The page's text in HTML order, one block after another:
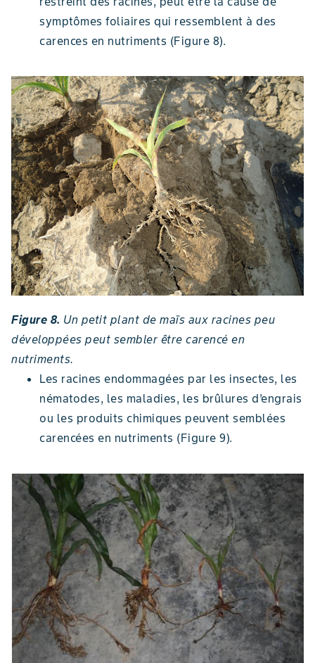
symptômes foliaires qui ressemblent à des
carences en nutriments (Figure 8).
Figure 8. Un petit plant de maïs aux racines peu
développées peut sembler être carencé en
nutriments.
Les racines endommagées par les insectes, les
nématodes, les maladies, les brûlures d’engrais
ou les produits chimiques peuvent semblées
carencées en nutriments (Figure 9).